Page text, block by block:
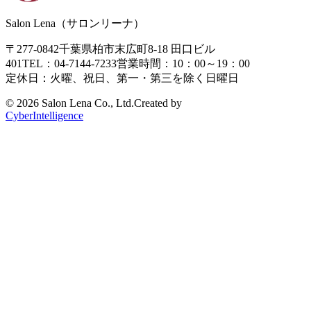
Salon Lena（サロンリーナ）
〒277-0842千葉県柏市末広町8-18 田口ビル
401TEL：04-7144-7233営業時間：10：00～19：00
定休日：火曜、祝日、第一・第三を除く日曜日
© 2026 Salon Lena Co., Ltd.Created by
CyberIntelligence